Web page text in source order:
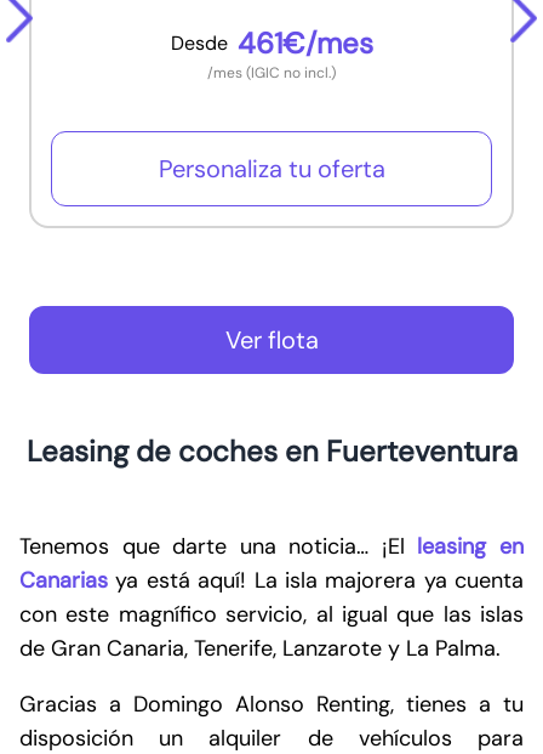
Desde 461€/mes
/mes (IGIC no incl.)
Personaliza tu oferta
Ver flota
Leasing de coches en Fuerteventura
Tenemos que darte una noticia… ¡El leasing en
Canarias ya está aquí! La isla majorera ya cuenta
con este magnífico servicio, al igual que las islas
de Gran Canaria, Tenerife, Lanzarote y La Palma.
Gracias a Domingo Alonso Renting, tienes a tu
disposición un alquiler de vehículos para